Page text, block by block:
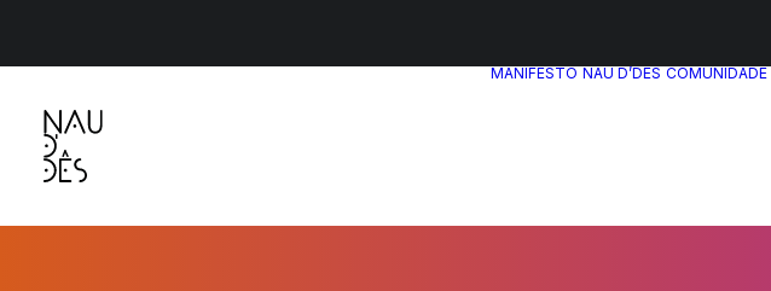
MANIFESTO NAU D’DÊS COMUNIDADE